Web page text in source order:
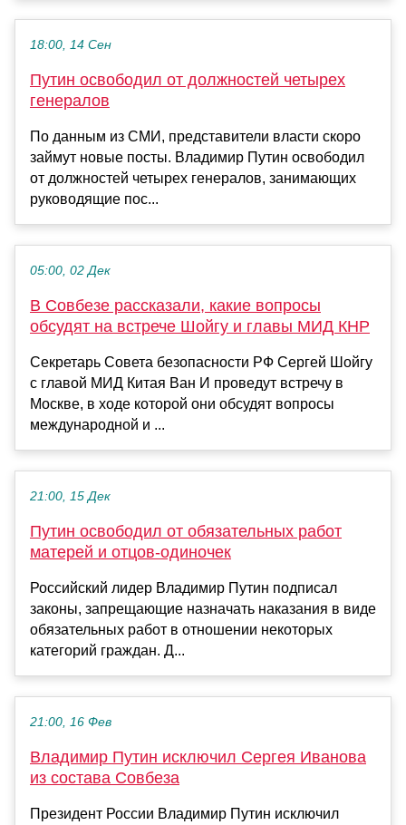
18:00, 14 Сен
Путин освободил от должностей четырех
генералов
По данным из СМИ, представители власти скоро
займут новые посты. Владимир Путин освободил
от должностей четырех генералов, занимающих
руководящие пос...
05:00, 02 Дек
В Совбезе рассказали, какие вопросы
обсудят на встрече Шойгу и главы МИД КНР
Секретарь Совета безопасности РФ Сергей Шойгу
с главой МИД Китая Ван И проведут встречу в
Москве, в ходе которой они обсудят вопросы
международной и ...
21:00, 15 Дек
Путин освободил от обязательных работ
матерей и отцов-одиночек
Российский лидер Владимир Путин подписал
законы, запрещающие назначать наказания в виде
обязательных работ в отношении некоторых
категорий граждан. Д...
21:00, 16 Фев
Владимир Путин исключил Сергея Иванова
из состава Совбеза
Президент России Владимир Путин исключил